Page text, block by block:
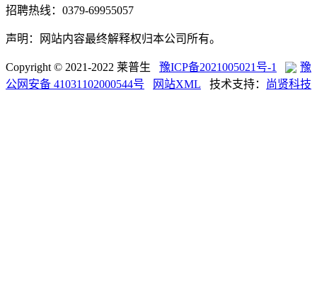
招聘热线：0379-69955057
声明：网站内容最终解释权归本公司所有。
Copyright © 2021-2022 莱普生 豫ICP备2021005021号-1
豫
公网安备 41031102000544号
网站XML 技术支持： 尚贤科技